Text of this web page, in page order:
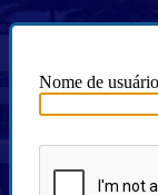
Nome de